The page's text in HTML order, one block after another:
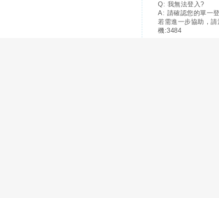
Q: 我無法登入?
A: 請確認您的單一
若需進一步協助，
機:3484